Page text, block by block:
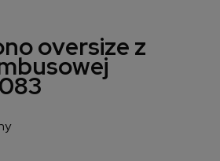
oversize z